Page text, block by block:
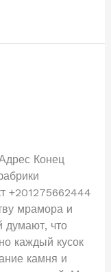
Конец
+201275662444
мрамора и
думают, что
каждый кусок
камня и